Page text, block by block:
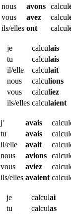
nous
avons calcul
vous
avez calcul
ils/elles ont calcul
je
calculais
tu
calculais
il/elle
calculait
nous
calculions
vous
calculiez
ils/elles calculaient
j'
avais calcul
tu
avais calcul
il/elle
avait calcul
nous
avions calcul
vous
aviez calcul
ils/elles avaient calcul
je
calculai
tu
calculas